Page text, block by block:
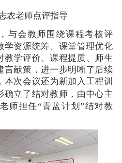
农老师点评指导
与会教师围绕课程考核评
学资源统筹、课堂管理优化
教学评价、课程提质、师生
言献策，进一步明晰了后续
本次会议还为新加入工程训
确立了结对教师，由中心主
师担任“青蓝计划”结对教